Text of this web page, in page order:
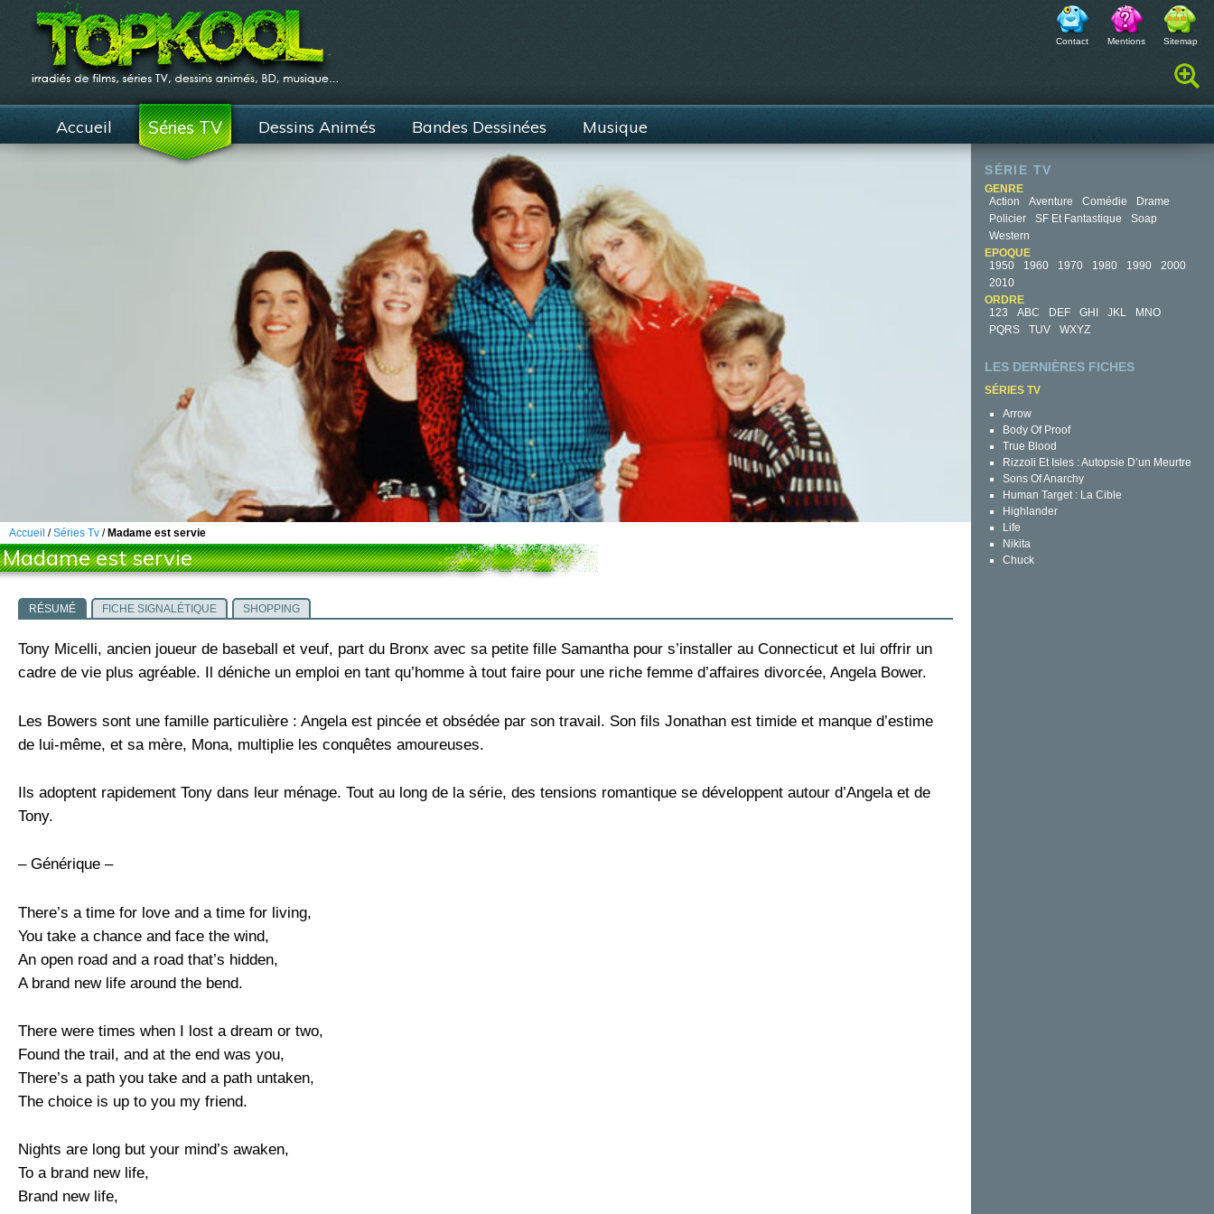
Contact Mentions Sitemap
Rechercher :
Accueil Séries TV Dessins Animés Bandes Dessinées Musique
SÉRIE TV
GENRE
Action
Aventure Comédie
Drame
Policier
SF Et Fantastique
Soap
Western
EPOQUE
1950
1960 1970 1980 1990
2000
2010
ORDRE
123
ABC DEF GHI JKL
MNO
PQRS
TUV WXYZ
LES DERNIÈRES FICHES
SÉRIES TV
Arrow
Body Of Proof
True Blood
Rizzoli Et Isles : Autopsie D’un Meurtre
Sons Of Anarchy
Human Target : La Cible
Highlander
Life
Nikita
Chuck
Accueil /Séries Tv / Madame est servie
Madame est servie
RÉSUMÉ FICHE SIGNALÉTIQUE SHOPPING
Tony Micelli, ancien joueur de baseball et veuf, part du Bronx avec sa petite fille Samantha pour s’installer au Connecticut et lui offrir un
cadre de vie plus agréable. Il déniche un emploi en tant qu’homme à tout faire pour une riche femme d’affaires divorcée, Angela Bower.
Les Bowers sont une famille particulière : Angela est pincée et obsédée par son travail. Son fils Jonathan est timide et manque d’estime
de lui-même, et sa mère, Mona, multiplie les conquêtes amoureuses.
Ils adoptent rapidement Tony dans leur ménage. Tout au long de la série, des tensions romantique se développent autour d’Angela et de
Tony.
– Générique –
There’s a time for love and a time for living,
You take a chance and face the wind,
An open road and a road that’s hidden,
A brand new life around the bend.
There were times when I lost a dream or two,
Found the trail, and at the end was you,
There’s a path you take and a path untaken,
The choice is up to you my friend.
Nights are long but your mind’s awaken,
To a brand new life,
Brand new life,